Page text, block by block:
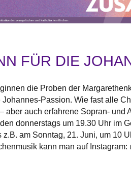
FÜR DIE
die Proben der
Passion. Wie fast alle
aber auch erfahrene Sopran- und
donnerstags um 19.30 Uhr im
z.B. am Sonntag, 21. Juni, um 10
kann man auf